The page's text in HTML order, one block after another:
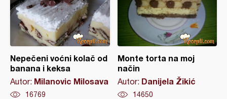
Nepečeni voćni kolač od
banana i keksa
Autor: Milanovic Milosava
16769
Monte torta na moj
način
Autor: Danijela Žikić
14650